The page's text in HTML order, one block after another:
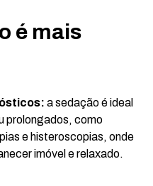
é mais
a sedação é ideal
prolongados, como
e histeroscopias, onde
imóvel e relaxado.